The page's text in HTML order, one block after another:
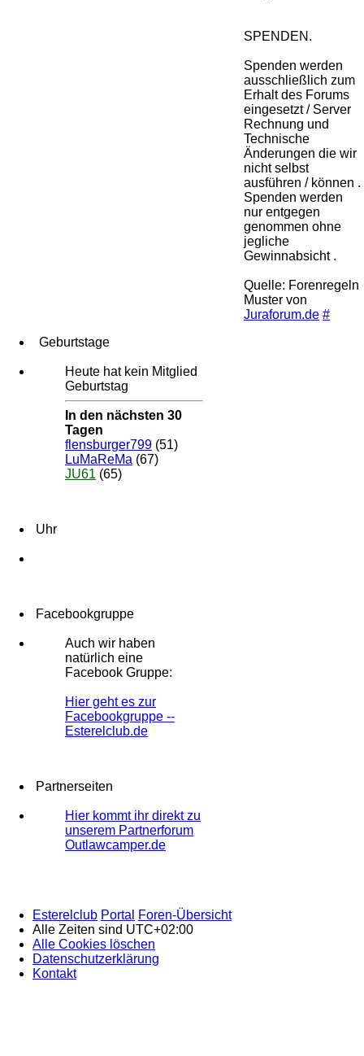
SPENDEN.
Spenden werden
ausschließlich zum
Erhalt des Forums
eingesetzt / Server
Rechnung und
Technische
Änderungen die wir
nicht selbst
ausführen / können .
Spenden werden
nur entgegen
genommen ohne
jegliche
Gewinnabsicht .
Quelle: Forenregeln
Muster von
Juraforum.de #
Geburtstage
Heute hat kein Mitglied
Geburtstag
In den nächsten 30
Tagen
flensburger799 (51)
LuMaReMa (67)
JU61 (65)
Uhr
Facebookgruppe
Auch wir haben
natürlich eine
Facebook Gruppe:
Hier geht es zur
Facebookgruppe --
Esterelclub.de
Partnerseiten
Hier kommt ihr direkt zu
unserem Partnerforum
Outlawcamper.de
Esterelclub Portal
Foren-Übersicht
Alle Zeiten sind UTC+02:00
Alle Cookies löschen
Datenschutzerklärung
Kontakt